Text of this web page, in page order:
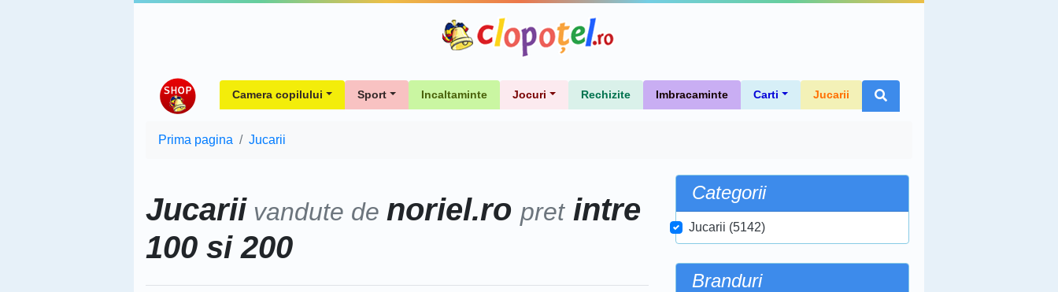
Camera copilului Sport Incaltaminte Jocuri Rechizite Imbracaminte Carti Jucarii
Prima pagina Jucarii
Jucarii vandute de noriel.ro pretintre
100 si 200
Categorii
Jucarii (5142)
Branduri